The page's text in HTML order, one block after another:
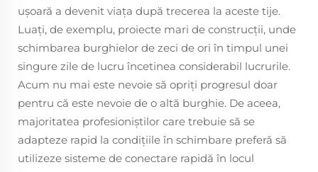
ușoară a devenit viața după trecerea la aceste tije.
Luați, de exemplu, proiecte mari de construcții, unde
schimbarea burghielor de zeci de ori în timpul unei
singure zile de lucru încetinea considerabil lucrurile.
Acum nu mai este nevoie să opriți progresul doar
pentru că este nevoie de o altă burghie. De aceea,
majoritatea profesioniștilor care trebuie să se
adapteze rapid la condițiile în schimbare preferă să
utilizeze sisteme de conectare rapidă în locul